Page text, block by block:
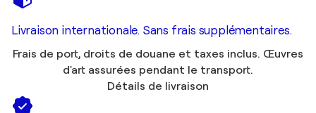
Livraison internationale. Sans frais supplémentaires.
Frais de port, droits de douane et taxes inclus. Œuvres
d'art assurées pendant le transport.
Détails de livraison